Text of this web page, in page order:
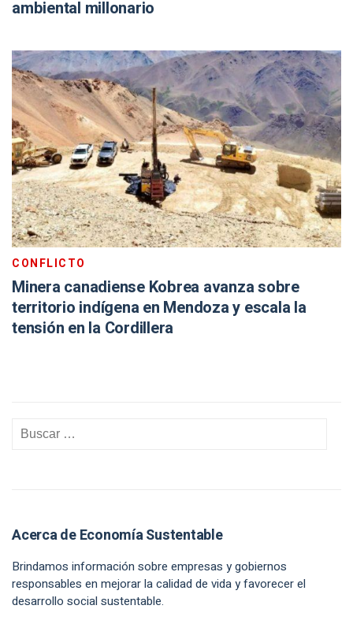
ambiental millonario
CONFLICTO
Minera canadiense Kobrea avanza sobre
territorio indígena en Mendoza y escala la
tensión en la Cordillera
Acerca de Economía Sustentable
Brindamos información sobre empresas y gobiernos
responsables en mejorar la calidad de vida y favorecer el
desarrollo social sustentable.